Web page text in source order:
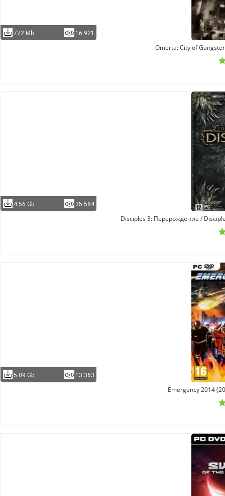
772 Mb 16 921
Omerta: City of
4.56 Gb 35 584
Disciples 3: Перерождение /
5.09 Gb 13 363
Emergency 2014